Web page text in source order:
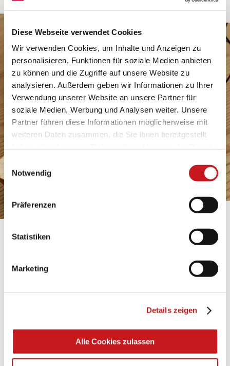
Diese Webseite verwendet Cookies
Wir verwenden Cookies, um Inhalte und Anzeigen zu
personalisieren, Funktionen für soziale Medien anbieten
zu können und die Zugriffe auf unsere Website zu
analysieren. Außerdem geben wir Informationen zu Ihrer
Verwendung unserer Website an unsere Partner für
soziale Medien, Werbung und Analysen weiter. Unsere
Partner führen diese Informationen möglicherweise mit
weiteren Daten zusammen, die Sie ihnen bereitgestellt
Datenschutzhinweisen
mehr darüber, wer wir sind, wie
personenbezogene Daten verarbeiten. Hier geht’s zum
Impressum.
Einwilligungsauswahl
Notwendig
Präferenzen
Statistiken
Marketing
Details zeigen
Alle Cookies zulassen
FABRICATION ARTISANALE:
for gluing, painting, folding, … and many more uses.
Pour tous les conseils